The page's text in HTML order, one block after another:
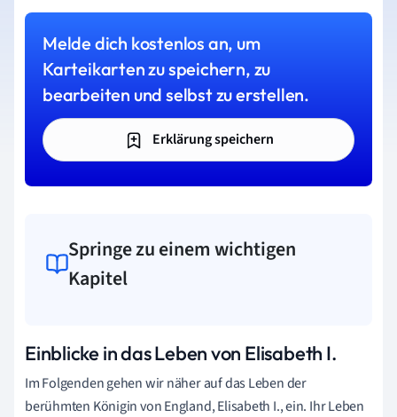
Melde dich kostenlos an, um
Karteikarten zu speichern, zu
bearbeiten und selbst zu erstellen.
Erklärung speichern
Springe zu einem wichtigen
Kapitel
Einblicke in das Leben von Elisabeth I.
Im Folgenden gehen wir näher auf das Leben der
berühmten Königin von England, Elisabeth I., ein. Ihr Leben